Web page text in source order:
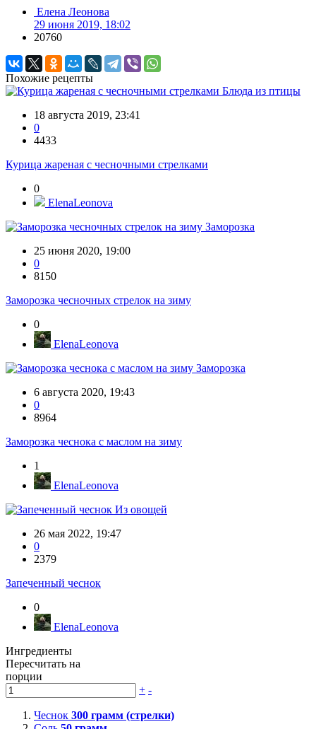
Елена Леонова
29 июня 2019, 18:02
20760
Похожие рецепты
Блюда из птицы
18 августа 2019, 23:41
0
4433
Курица жареная с чесночными стрелками
0
ElenaLeonova
Заморозка
25 июня 2020, 19:00
0
8150
Заморозка чесночных стрелок на зиму
0
ElenaLeonova
Заморозка
6 августа 2020, 19:43
0
8964
Заморозка чеснока с маслом на зиму
1
ElenaLeonova
Из овощей
26 мая 2022, 19:47
0
2379
Запеченный чеснок
0
ElenaLeonova
Ингредиенты
Пересчитать на
порции
+ -
Чеснок 300 грамм (стрелки)